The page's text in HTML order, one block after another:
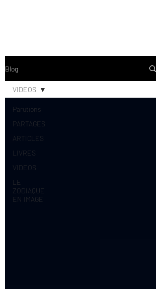
Blog
Parutions
PARTAGES
ARTICLES
LIVRES
VIDEOS
LE
ZODIAQUE
EN IMAGE
VIDEOS